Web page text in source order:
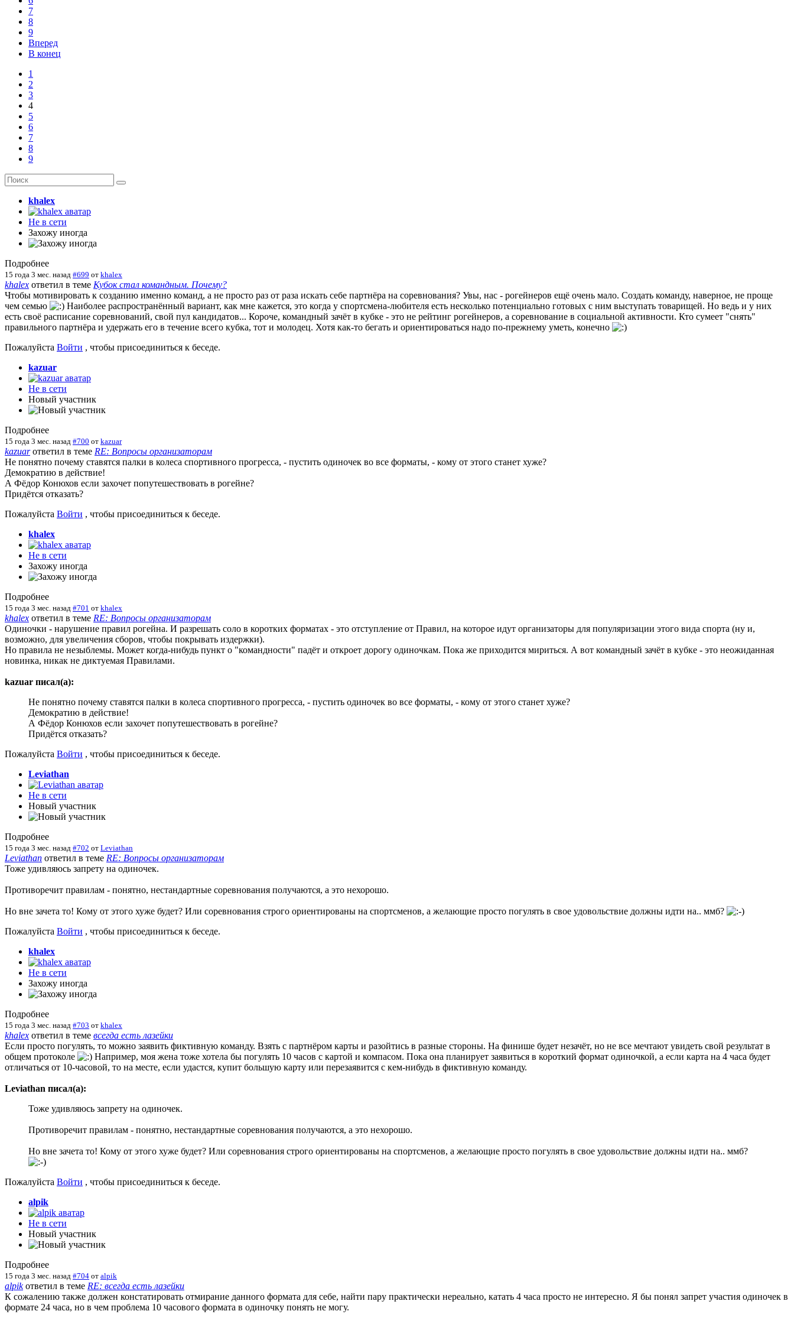
7
8
9
Вперед
В конец
1
2
3
4
5
6
7
8
9
khalex
Не в сети
Захожу иногда
Подробнее
15 года 3 мес. назад #699 от khalex
khalex ответил в теме Кубок стал командным. Почему?
Чтобы мотивировать к созданию именно команд, а не просто раз от раза искать себе партнёра на соревнования? Увы, нас - рогейнеров ещё очень мало. Создать команду, наверное, не проще
чем семью
Наиболее распространённый вариант, как мне кажется, это когда у спортсмена-любителя есть несколько потенциально готовых с ним выступать товарищей. Но ведь и у них
есть своё расписание соревнований, свой пул кандидатов... Короче, командный зачёт в кубке - это не рейтинг рогейнеров, а соревнование в социальной активности. Кто сумеет "снять"
правильного партнёра и удержать его в течение всего кубка, тот и молодец. Хотя как-то бегать и ориентироваться надо по-прежнему уметь, конечно
Пожалуйста Войти , чтобы присоединиться к беседе.
kazuar
Не в сети
Новый участник
Подробнее
15 года 3 мес. назад #700 от kazuar
kazuarответил в теме RE: Вопросы организаторам
Не понятно почему ставятся палки в колеса спортивного прогресса, - пустить одиночек во все форматы, - кому от этого станет хуже?
Демократию в действие!
А Фёдор Конюхов если захочет попутешествовать в рогейне?
Придётся отказать?
Пожалуйста Войти , чтобы присоединиться к беседе.
khalex
Не в сети
Захожу иногда
Подробнее
15 года 3 мес. назад #701 от khalex
khalex ответил в теме RE: Вопросы организаторам
Одиночки - нарушение правил рогейна. И разрешать соло в коротких форматах - это отступление от Правил, на которое идут организаторы для популяризации этого вида спорта (ну и,
возможно, для увеличения сборов, чтобы покрывать издержки).
Но правила не незыблемы. Может когда-нибудь пункт о "командности" падёт и откроет дорогу одиночкам. Пока же приходится мириться. А вот командный зачёт в кубке - это неожиданная
новинка, никак не диктуемая Правилами.
kazuar писал(а):
Не понятно почему ставятся палки в колеса спортивного прогресса, - пустить одиночек во все форматы, - кому от этого станет хуже?
Демократию в действие!
А Фёдор Конюхов если захочет попутешествовать в рогейне?
Придётся отказать?
Пожалуйста Войти , чтобы присоединиться к беседе.
Leviathan
Не в сети
Новый участник
Подробнее
15 года 3 мес. назад #702 от Leviathan
Leviathan ответил в теме RE: Вопросы организаторам
Тоже удивляюсь запрету на одиночек.
Противоречит правилам - понятно, нестандартные соревнования получаются, а это нехорошо.
Но вне зачета то! Кому от этого хуже будет? Или соревнования строго ориентированы на спортсменов, а желающие просто погулять в свое удовольствие должны идти на.. ммб?
Пожалуйста Войти , чтобы присоединиться к беседе.
khalex
Не в сети
Захожу иногда
Подробнее
15 года 3 мес. назад #703 от khalex
khalex ответил в теме всегда есть лазейки
Если просто погулять, то можно заявить фиктивную команду. Взять с партнёром карты и разойтись в разные стороны. На финише будет незачёт, но не все мечтают увидеть свой результат в
общем протоколе
Например, моя жена тоже хотела бы погулять 10 часов с картой и компасом. Пока она планирует заявиться в короткий формат одиночкой, а если карта на 4 часа будет
отличаться от 10-часовой, то на месте, если удастся, купит большую карту или перезаявится с кем-нибудь в фиктивную команду.
Leviathan писал(а):
Тоже удивляюсь запрету на одиночек.
Противоречит правилам - понятно, нестандартные соревнования получаются, а это нехорошо.
Но вне зачета то! Кому от этого хуже будет? Или соревнования строго ориентированы на спортсменов, а желающие просто погулять в свое удовольствие должны идти на.. ммб?
Пожалуйста Войти , чтобы присоединиться к беседе.
alpik
Не в сети
Новый участник
Подробнее
15 года 3 мес. назад #704 от alpik
alpikответил в теме RE: всегда есть лазейки
К сожалению также должен констатировать отмирание данного формата для себе, найти пару практически нереально, катать 4 часа просто не интересно. Я бы понял запрет участия одиночек в
формате 24 часа, но в чем проблема 10 часового формата в одиночку понять не могу.